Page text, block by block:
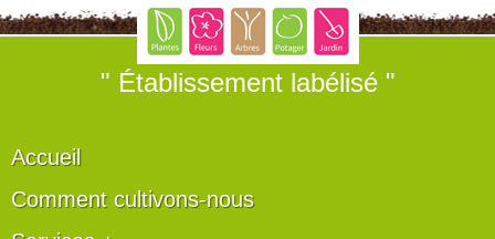
" Établissement labélisé "
Accueil
Comment cultivons-nous